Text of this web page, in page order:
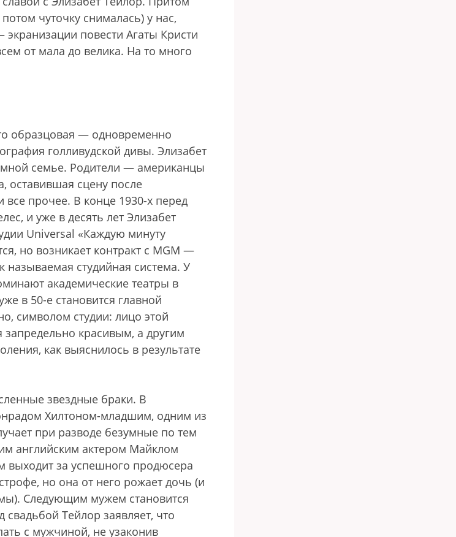
чуточку снималась) у нас,
повести Агаты Кристи
от мала до велика. На то много
образцовая — одновременно
голливудской дивы. Элизабет
семье. Родители — американцы
оставившая сцену после
все прочее. В конце 1930-х перед
и уже в десять лет Элизабет
Universal «Каждую минуту
но возникает контракт с MGM —
называемая студийная система. У
академические театры в
в 50-е становится главной
символом студии: лицо этой
красивым, а другим
как выяснилось в результате
звездные браки. В
Хилтоном-младшим, одним из
при разводе безумные по тем
английским актером Майклом
выходит за успешного продюсера
но она от него рожает дочь (и
Следующим мужем становится
Тейлор заявляет, что
с мужчиной, не узаконив